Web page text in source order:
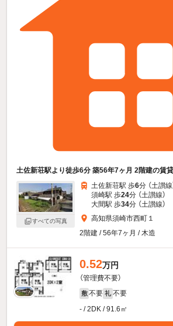
土佐新荘駅より徒歩6分 築56年7ヶ月 2階建の賃
すべての写真
土佐新荘駅 歩6分 （土讃線
須崎駅 歩24分 （土讃線）
大間駅 歩34分 （土讃線）
高知県須崎市西町１
2階建 / 56年7ヶ月 / 木造
0.52万円
（管理費不要）
敷 不要 礼 不要
- / 2DK / 91.6㎡